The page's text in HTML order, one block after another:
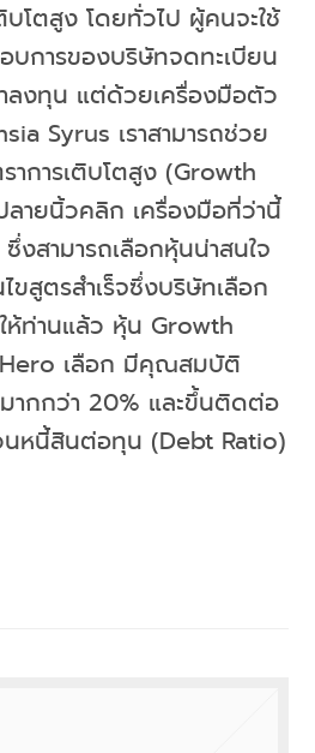
โตสูง โดยทั่วไป ผู้คนจะใช้
บการของบริษัทจดทะเบียน
ลงทุน แต่ด้วยเครื่องมือตัว
Syrus เราสามารถช่วย
การเติบโตสูง (Growth
ายนิ้วคลิก เครื่องมือที่ว่านี้
งสามารถเลือกหุ้นน่าสนใจ
ขสูตรสำเร็จซึ่งบริษัทเลือก
ห้ท่านแล้ว หุ้น Growth
เลือก มีคุณสมบัติ
ากกว่า 20% และขึ้นติดต่อ
หนี้สินต่อทุน (Debt Ratio)